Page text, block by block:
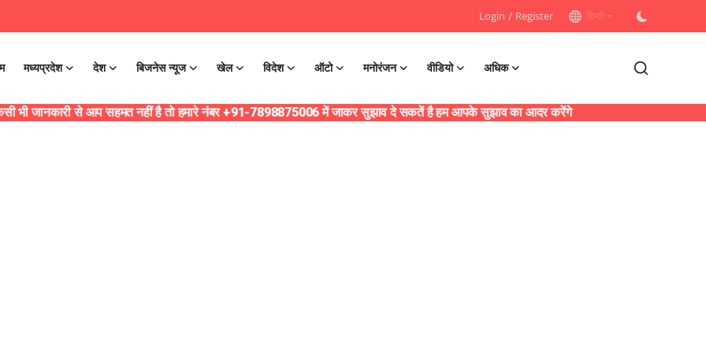
Login / Register हिन्दी
मध्यप्रदेश देश बिजनेस न्यूज खेल विदेश ऑटो मनोरंजन वीडियो
अधिक
भी जानकारी से आप सहमत नहीं है तो हमारे नंबर +91-7898875006 में जाकर सुझाव दे सकतें है हम आपके सुझाव का आदर करेंगे